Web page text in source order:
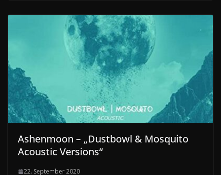
Ashenmoon – „Dustbowl & Mosquito
Acoustic Versions“
22. September 2020